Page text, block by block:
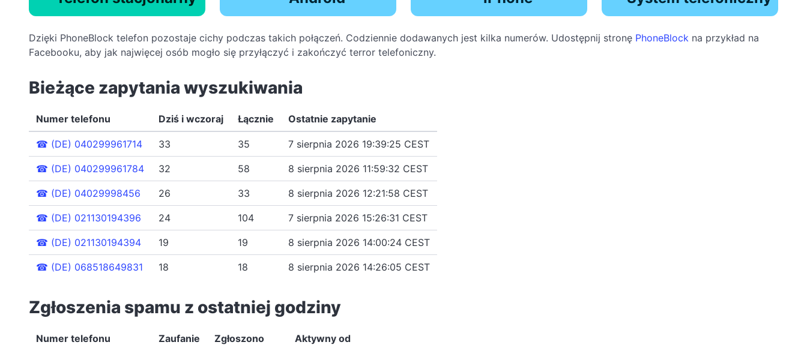
Dzięki PhoneBlock telefon pozostaje cichy podczas takich połączeń. Codziennie dodawanych jest kilka numerów. Udostępnij stronę PhoneBlock na przykład na
Facebooku, aby jak najwięcej osób mogło się przyłączyć i zakończyć terror telefoniczny.
Bieżące zapytania wyszukiwania
Numer telefonu Dziś i wczoraj Łącznie Ostatnie zapytanie
☎ (DE) 040299961714 33 35 7 sierpnia 2026 19:39:25 CEST
☎ (DE) 040299961784 32 58 8 sierpnia 2026 11:59:32 CEST
☎ (DE) 04029998456 26 33 8 sierpnia 2026 12:21:58 CEST
☎ (DE) 021130194396 24 104 7 sierpnia 2026 15:26:31 CEST
☎ (DE) 021130194394 19 19 8 sierpnia 2026 14:00:24 CEST
☎ (DE) 068518649831 18 18 8 sierpnia 2026 14:26:05 CEST
Zgłoszenia spamu z ostatniej godziny
Numer telefonu Zaufanie Zgłoszono Aktywny od